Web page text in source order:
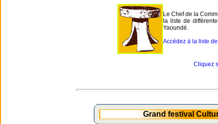
Le Chef de la
la liste de
Yaoundé.
Accédez à la liste
Cliquez
Grand festival